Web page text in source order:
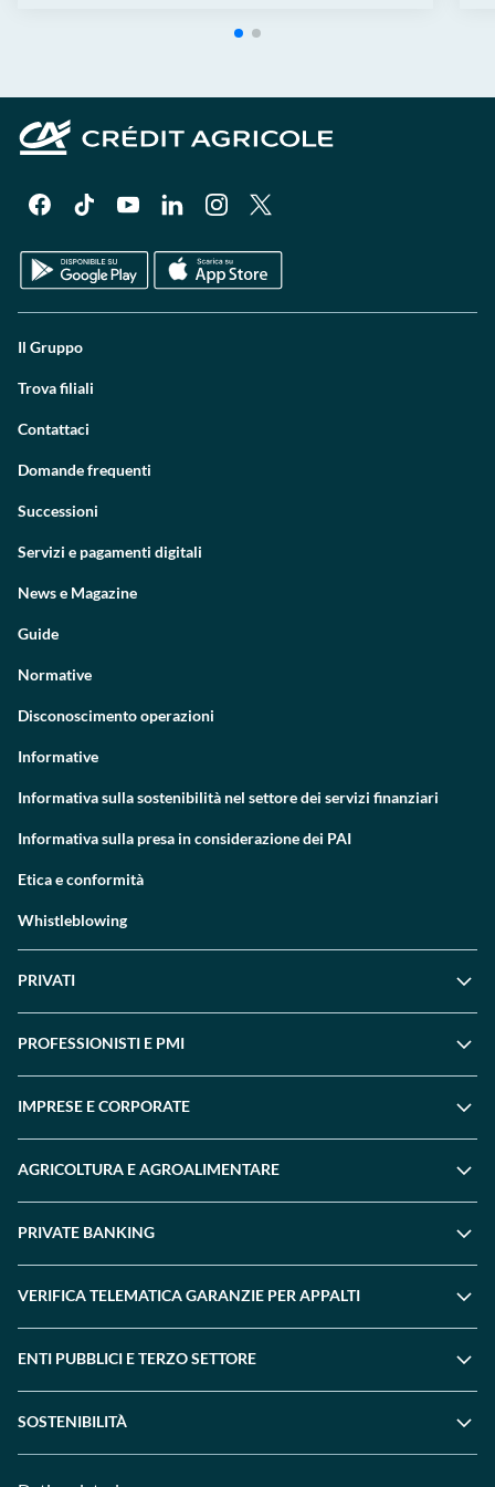
Il Gruppo
Trova filiali
Contattaci
Domande frequenti
Successioni
Servizi e pagamenti digitali
News e Magazine
Guide
Normative
Disconoscimento operazioni
Informative
Informativa sulla sostenibilità nel settore dei servizi finanziari
Informativa sulla presa in considerazione dei PAI
Etica e conformità
Whistleblowing
PRIVATI
PROFESSIONISTI E PMI
IMPRESE E CORPORATE
AGRICOLTURA E AGROALIMENTARE
PRIVATE BANKING
VERIFICA TELEMATICA GARANZIE PER APPALTI
ENTI PUBBLICI E TERZO SETTORE
SOSTENIBILITÀ